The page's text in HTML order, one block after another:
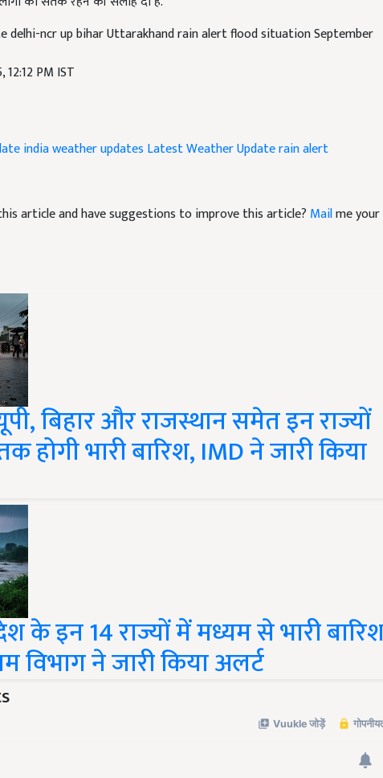
article and have suggestions to improve this article?
बिहार और राजस्थान समेत इन राज्यों
भारी बारिश, IMD ने जारी किया
के इन 14 राज्यों में मध्यम से भारी
ने जारी किया अलर्ट